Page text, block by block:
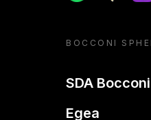
BOCCONI
SDA
Egea